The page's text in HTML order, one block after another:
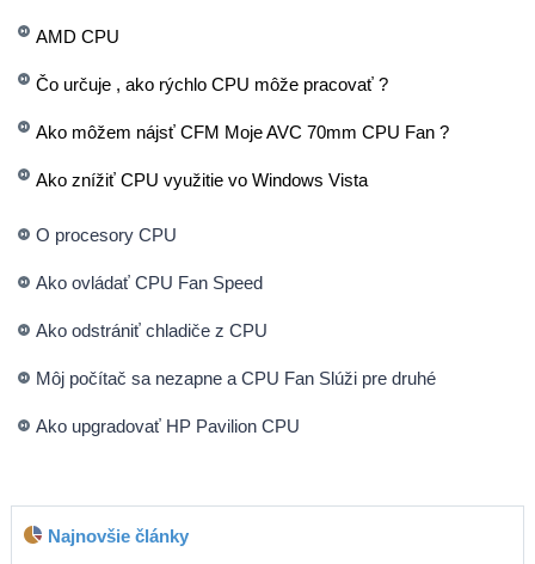
AMD CPU
Čo určuje , ako rýchlo CPU môže pracovať ?
Ako môžem nájsť CFM Moje AVC 70mm CPU Fan ?
Ako znížiť CPU využitie vo Windows Vista
O procesory CPU
Ako ovládať CPU Fan Speed ​​
Ako odstrániť chladiče z CPU
Môj počítač sa nezapne a CPU Fan Slúži pre druhé
Ako upgradovať HP Pavilion CPU
Najnovšie články